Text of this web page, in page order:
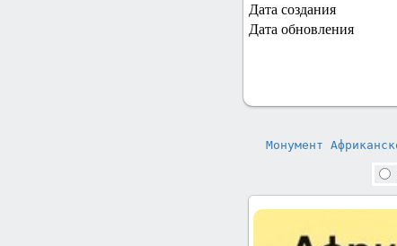
Дата создания
Дата обновления